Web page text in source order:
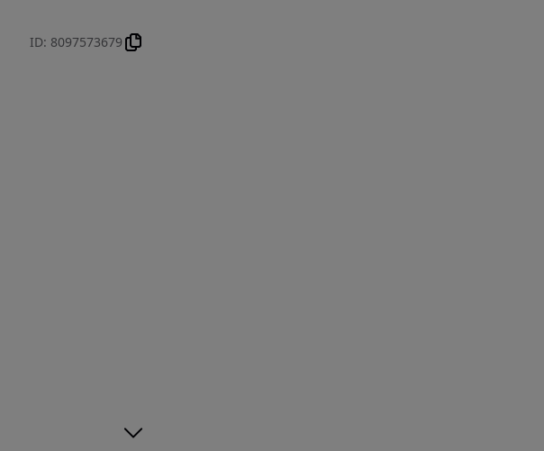
ID: 8097573679